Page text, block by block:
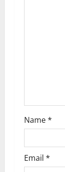
n
Name*
Email *